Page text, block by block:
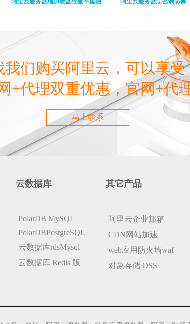
我们购买阿里云，可以享受
+代理双重优惠，官网+代
马上联系
云数据库
PolarDB MySQL
PolarDBPostgreSQL
云数据库rdsMysql
云数据库 Redis 版
其它产品
阿里云企业邮箱
CDN网站加速
web应用防火墙waf
对象存储 OSS